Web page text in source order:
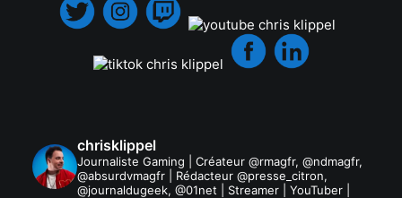
chrisklippel
Journaliste Gaming | Créateur @rmagfr, @ndmagfr,
@absurdvmagfr | Rédacteur @presse_citron,
@journaldugeek, @01net | Streamer | YouTuber |